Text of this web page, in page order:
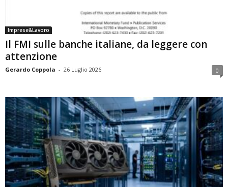
Imprese&Lavoro
Il FMI sulle banche italiane, da leggere con
attenzione
Gerardo Coppola - 26 Luglio 2026 0